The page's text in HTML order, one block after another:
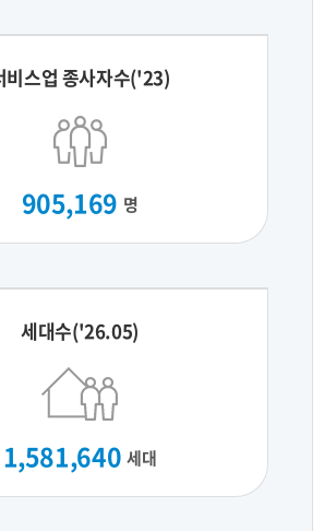
비스업 종사자수('23)
905,169 명
세대수('26.05)
1,581,640 세대